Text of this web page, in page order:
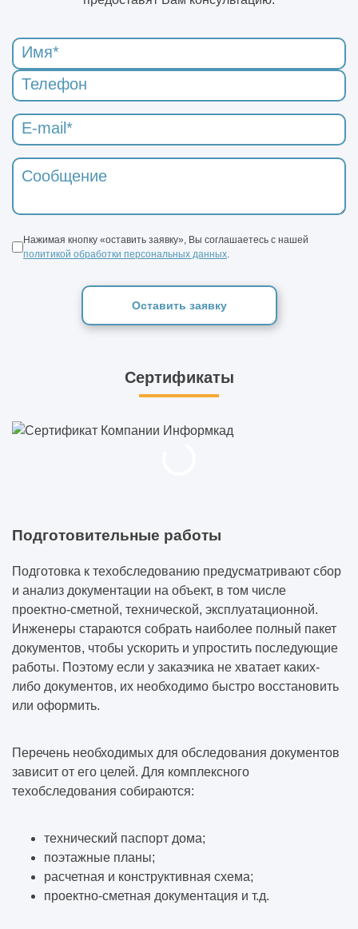
Нажимая кнопку «оставить заявку», Вы соглашаетесь с нашей
политикой обработки персональных данных.
Оставить заявку
Сертификаты
Подготовительные работы
Подготовка к техобследованию предусматривают сбор
и анализ документации на объект, в том числе
проектно-сметной, технической, эксплуатационной.
Инженеры стараются собрать наиболее полный пакет
документов, чтобы ускорить и упростить последующие
работы. Поэтому если у заказчика не хватает каких-
либо документов, их необходимо быстро восстановить
или оформить.
Перечень необходимых для обследования документов
зависит от его целей. Для комплексного
техобследования собираются:
технический паспорт дома;
поэтажные планы;
расчетная и конструктивная схема;
проектно-сметная документация и т.д.